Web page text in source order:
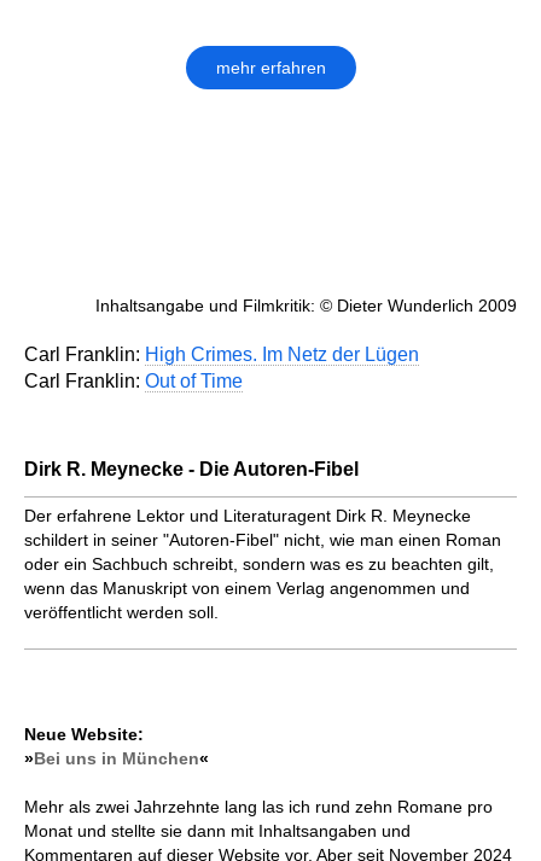
mehr erfahren
Inhaltsangabe und Filmkritik: © Dieter Wunderlich 2009
Carl Franklin: High Crimes. Im Netz der Lügen
Carl Franklin: Out of Time
Dirk R. Meynecke - Die Autoren-Fibel
Der erfahrene Lektor und Literaturagent Dirk R. Meynecke
schildert in seiner "Autoren-Fibel" nicht, wie man einen Roman
oder ein Sachbuch schreibt, sondern was es zu beachten gilt,
wenn das Manuskript von einem Verlag angenommen und
veröffentlicht werden soll.
Neue Website:
»Bei uns in München«
Mehr als zwei Jahrzehnte lang las ich rund zehn Romane pro
Monat und stellte sie dann mit Inhaltsangaben und
Kommentaren auf dieser Website vor. Aber seit November 2024